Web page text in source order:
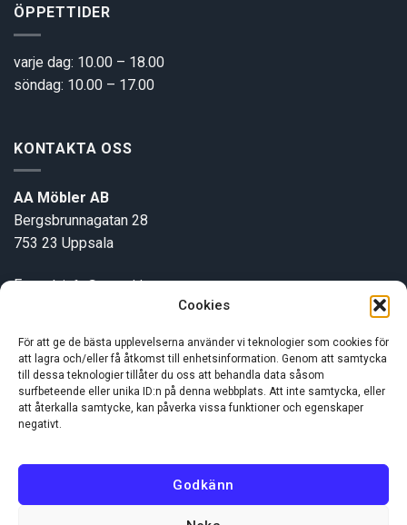
Cookies
För att ge de bästa upplevelserna använder vi teknologier som cookies för
att lagra och/eller få åtkomst till enhetsinformation. Genom att samtycka
till dessa teknologier tillåter du oss att behandla data såsom
surfbeteende eller unika ID:n på denna webbplats. Att inte samtycka, eller
att återkalla samtycke, kan påverka vissa funktioner och egenskaper
negativt.
Godkänn
ÖPPETTIDER
varje dag: 10.00 – 18.00
söndag: 10.00 – 17.00
KONTAKTA OSS
AA Möbler AB
Bergsbrunnagatan 28
753 23 Uppsala
E-post:info@aamobler.se
INFORMATION
Om oss